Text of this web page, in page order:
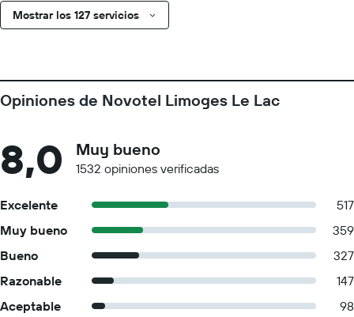
Mostrar los 127 servicios
Opiniones de Novotel Limoges Le Lac
8,0 Muy bueno
1532 opiniones verificadas
Excelente
517
Muy bueno
359
Bueno
327
Razonable
147
Aceptable
98